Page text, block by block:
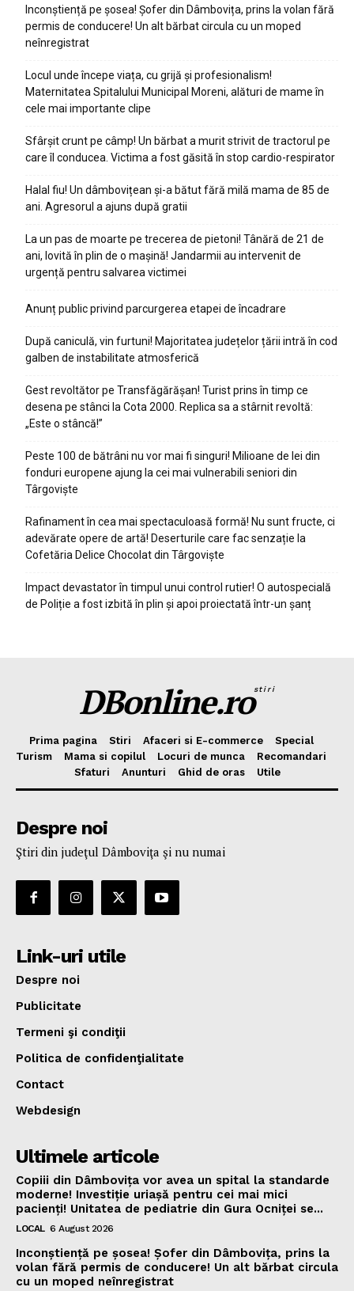
Inconștiență pe șosea! Șofer din Dâmbovița, prins la volan fără
permis de conducere! Un alt bărbat circula cu un moped
neînregistrat
Locul unde începe viața, cu grijă și profesionalism!
Maternitatea Spitalului Municipal Moreni, alături de mame în
cele mai importante clipe
Sfârșit crunt pe câmp! Un bărbat a murit strivit de tractorul pe
care îl conducea. Victima a fost găsită în stop cardio-respirator
Halal fiu! Un dâmbovițean și-a bătut fără milă mama de 85 de
ani. Agresorul a ajuns după gratii
La un pas de moarte pe trecerea de pietoni! Tânără de 21 de
ani, lovită în plin de o mașină! Jandarmii au intervenit de
urgență pentru salvarea victimei
Anunț public privind parcurgerea etapei de încadrare
După caniculă, vin furtuni! Majoritatea județelor țării intră în cod
galben de instabilitate atmosferică
Gest revoltător pe Transfăgărășan! Turist prins în timp ce
desena pe stânci la Cota 2000. Replica sa a stârnit revoltă:
„Este o stâncă!”
Peste 100 de bătrâni nu vor mai fi singuri! Milioane de lei din
fonduri europene ajung la cei mai vulnerabili seniori din
Târgoviște
Rafinament în cea mai spectaculoasă formă! Nu sunt fructe, ci
adevărate opere de artă! Deserturile care fac senzație la
Cofetăria Delice Chocolat din Târgoviște
Impact devastator în timpul unui control rutier! O autospecială
de Poliție a fost izbită în plin și apoi proiectată într-un șanț
DBonline.rostiri
Prima pagina Stiri Afaceri si E-commerce
Special
Turism
Mama si copilul Locuri de munca
Recomandari
Sfaturi
Anunturi Ghid de oras Utile
Despre noi
Ştiri din judeţul Dâmboviţa şi nu numai
Link-uri utile
Despre noi
Publicitate
Termeni şi condiţii
Politica de confidenţialitate
Contact
Webdesign
Ultimele articole
Copiii din Dâmbovița vor avea un spital la standarde
moderne! Investiție uriașă pentru cei mai mici
pacienți! Unitatea de pediatrie din Gura Ocniței se...
LOCAL 6 August 2026
Inconștiență pe șosea! Șofer din Dâmbovița, prins la
volan fără permis de conducere! Un alt bărbat circula
cu un moped neînregistrat